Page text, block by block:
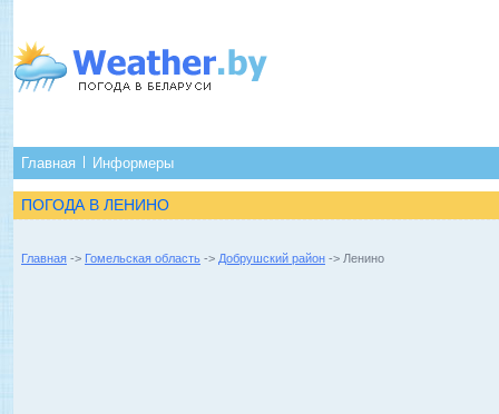
Главная Информеры
ПОГОДА В ЛЕНИНО
Главная -> Гомельская область -> Добрушский район -> Ленино